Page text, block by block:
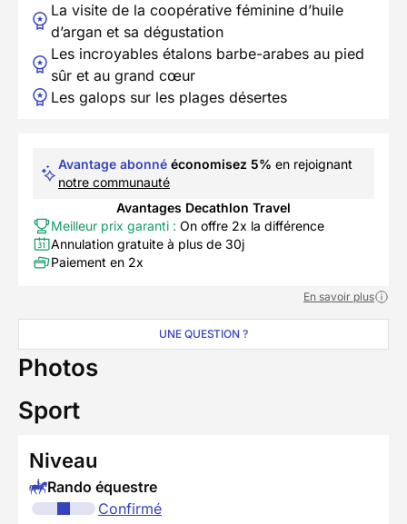
La visite de la coopérative féminine d’huile
d’argan et sa dégustation
Les incroyables étalons barbe-arabes au pied
sûr et au grand cœur
Les galops sur les plages désertes
Avantage abonné économisez 5% en rejoignant
notre communauté
Avantages Decathlon Travel
Meilleur prix garanti : On offre 2x la différence
Annulation gratuite à plus de 30j
Paiement en 2x
En savoir plus
UNE QUESTION ?
Photos
Sport
Niveau
Rando équestre
Confirmé